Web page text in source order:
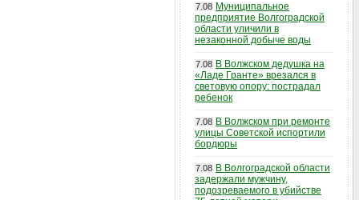
7.08 Муниципальное
предприятие Волгоградской
области уличили в
незаконной добыче воды
7.08 В Волжском дедушка на
«Ладе Гранте» врезался в
световую опору: пострадал
ребенок
7.08 В Волжском при ремонте
улицы Советской испортили
бордюры
7.08 В Волгоградской области
задержали мужчину,
подозреваемого в убийстве